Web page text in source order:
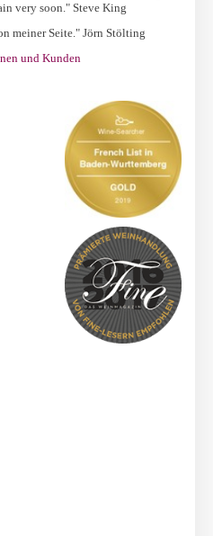
very soon." Steve King
meiner Seite." Jörn Stölting
und Kunden